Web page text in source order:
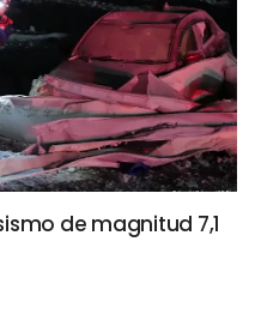
de magnitud 7,1